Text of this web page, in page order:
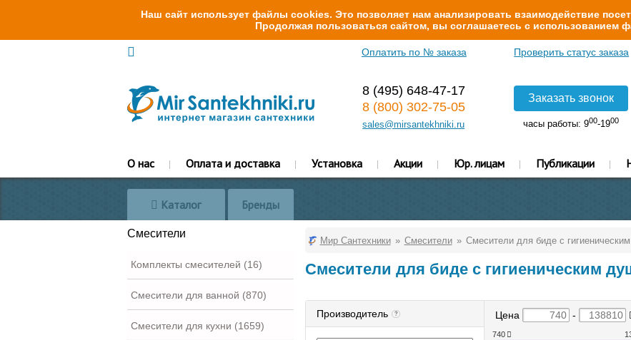
Наш сайт использует файлы cookies. Это позволяет нам анализировать взаимодействие
Продолжая пользоваться сайтом, вы соглашаетесь с использованием
Оплатить по № заказа Проверить статус заказа
8 (495) 648-47-17
8 (800) 302-75-05
sales@mirsantekhniki.ru
Заказать звонок
часы работы: 900-1900
О нас Оплата и доставка Установка Акции Юр. лицам Публикации
Каталог Бренды
Смесители
Комплекты смесителей (16)
Смесители для ванной (870)
Смесители для кухни (1659)
Мир Сантехники Смесители Смесители для биде с
Смесители для биде с гигиеническим
Производитель ? Цена -
740